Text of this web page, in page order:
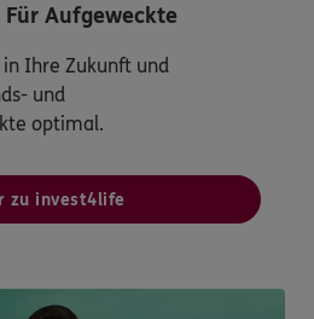
Für Aufgeweckte
Ihre Zukunft und
und
optimal.
zu invest4life